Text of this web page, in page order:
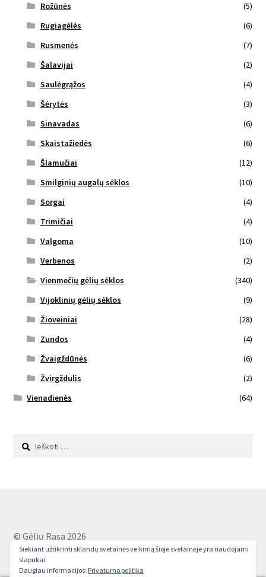
Rožūnės
(5)
Rugiagėlės
(6)
Rusmenės
(7)
Šalavijai
(2)
Saulėgrąžos
(4)
Šėrytės
(3)
Sinavadas
(6)
Skaistažiedės
(6)
Šlamučiai
(12)
Smilginių augalų sėklos
(10)
Sorgai
(4)
Trimičiai
(4)
Valgoma
(10)
Verbenos
(2)
Vienmečių gėlių sėklos
(340)
Vijoklinių gėlių sėklos
(9)
Žioveiniai
(28)
Zundos
(4)
Žvaigždūnės
(6)
Žvirgždulis
(2)
Vienadienės
(64)
Ieškoti:
© Gėlių Rasa 2026
Privatumo politika
Sukūrė WooCommerce.
Siekiant užtikrinti sklandų svetainės veikimą šioje svetainėje yra naudojami
slapukai.
Daugiau informacijos: Privatumo politika